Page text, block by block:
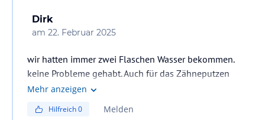
Dirk
am 22. Februar 2025
wir hatten immer zwei Flaschen Wasser bekommen.
keine Probleme gehabt. Auch für das Zähneputzen
besser das Wasser nutzen.
Mehr anzeigen
Hilfreich0 Melden